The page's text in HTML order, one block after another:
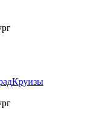
Круизы